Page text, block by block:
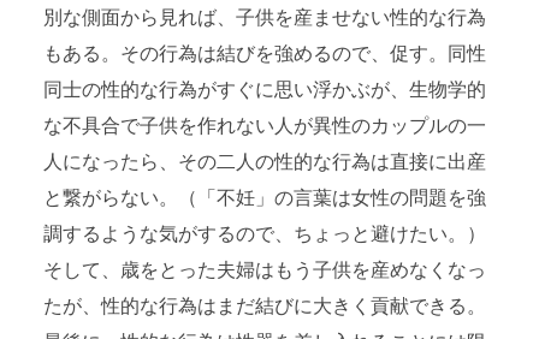
別な側面から見れば、子供を産ませない性的な行為
もある。その行為は結びを強めるので、促す。同性
同士の性的な行為がすぐに思い浮かぶが、生物学的
な不具合で子供を作れない人が異性のカップルの一
人になったら、その二人の性的な行為は直接に出産
と繋がらない。（「不妊」の言葉は女性の問題を強
調するような気がするので、ちょっと避けたい。）
そして、歳をとった夫婦はもう子供を産めなくなっ
たが、性的な行為はまだ結びに大きく貢献できる。